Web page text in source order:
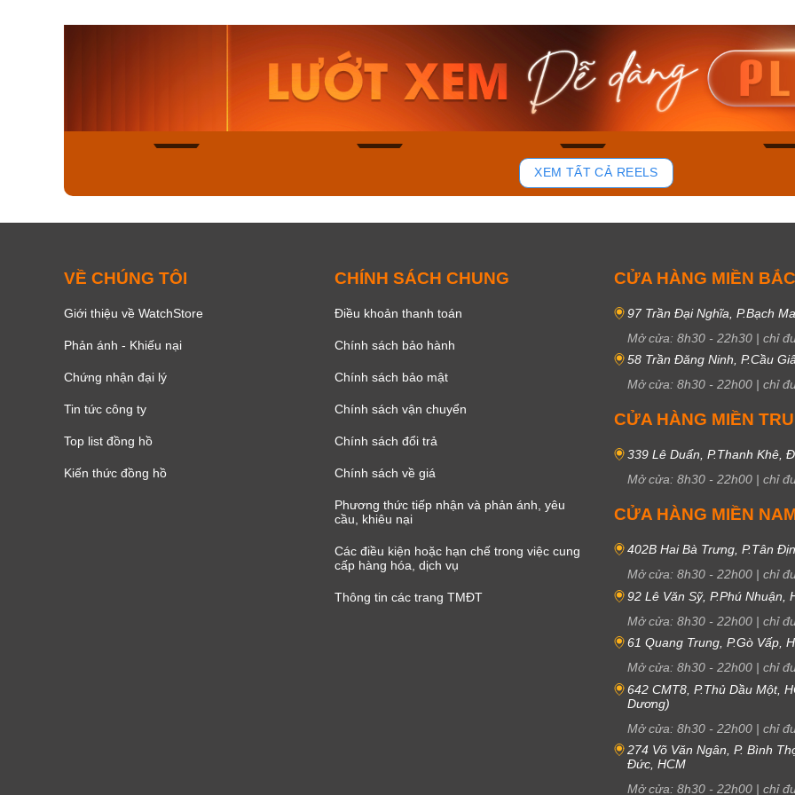
Casio Nam MTS-
115D-1AVDF
2.823.000₫
2.399.550₫
Mua ngay
37
Casio Nam MTS-
RS100L-1AVDF
4.276.000₫
3.634.600₫
Casio
230EL-
Mua
XEM TẤT CẢ REELS
VỀ CHÚNG TÔI
Giới thiệu về WatchStore
Phản ánh - Khiếu nại
Chứng nhận đại lý
Tin tức công ty
Top list đồng hồ
Kiến thức đồng hồ
CHÍNH SÁCH CHUNG
Điều khoản thanh toán
Chính sách bảo hành
Chính sách bảo mật
Chính sách vận chuyển
Chính sách đổi trả
Chính sách về giá
Phương thức tiếp nhận và phản ánh, yêu
cầu, khiêu nại
Các điều kiện hoặc hạn chế trong việc cung
cấp hàng hóa, dịch vụ
Thông tin các trang TMĐT
CỬA HÀNG MIỀN BẮC
97 Trần Đại Nghĩa, P.Bạch
Mở cửa: 8h30 - 22h30 | chỉ
58 Trần Đăng Ninh, P.Cầu
Mở cửa: 8h30 - 22h00 | chỉ
CỬA HÀNG MIỀN
339 Lê Duẩn, P.Thanh Khê,
Mở cửa: 8h30 - 22h00 | chỉ
CỬA HÀNG MIỀN
402B Hai Bà Trưng, P.Tân
Mở cửa: 8h30 - 22h00 | chỉ
92 Lê Văn Sỹ, P.Phú Nhuận,
Mở cửa: 8h30 - 22h00 | chỉ
61 Quang Trung, P.Gò Vấp,
Mở cửa: 8h30 - 22h00 | chỉ
642 CMT8, P.Thủ Dầu Một,
Dương)
Mở cửa: 8h30 - 22h00 | chỉ
274 Võ Văn Ngân, P. Bình
Đức, HCM
Mở cửa: 8h30 - 22h00 | chỉ